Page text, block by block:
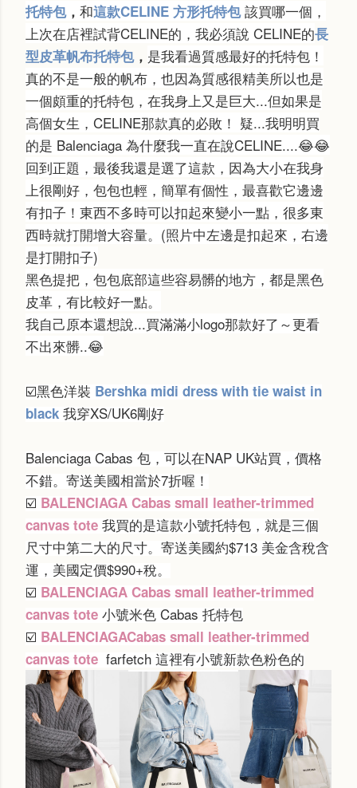
托特包， 和這款CELINE 方形托特包 該買哪一個，
上次在店裡試背CELINE的，我必須說 CELINE的長
型皮革帆布托特包， 是我看過質感最好的托特包！
真的不是一般的帆布，也因為質感很精美所以也是
一個頗重的托特包，在我身上又是巨大...但如果是
高個女生，CELINE那款真的必敗！ 疑...我明明買
的是 Balenciaga 為什麼我一直在說CELINE....😂😂
回到正題，最後我還是選了這款，因為大小在我身
上很剛好，包包也輕，簡單有個性，最喜歡它邊邊
有扣子！東西不多時可以扣起來變小一點，很多東
西時就打開增大容量。(照片中左邊是扣起來，右邊
是打開扣子)
黑色提把，包包底部這些容易髒的地方，都是黑色
皮革，有比較好一點。
我自己原本還想說...買滿滿小logo那款好了～更看
不出來髒..😂
☑️黑色洋裝 Bershka midi dress with tie waist in
black 我穿XS/UK6剛好
Balenciaga Cabas 包，可以在NAP UK站買，價格
不錯。 寄送美國相當於7折喔！
☑️ BALENCIAGA Cabas small leather-trimmed
canvas tote 我買的是這款小號托特包，就是三個
尺寸中第二大的尺寸。寄送美國約$713 美金含稅含
運，美國定價$990+稅。
☑️ BALENCIAGA Cabas small leather-trimmed
canvas tote 小號米色 Cabas 托特包
☑️ BALENCIAGACabas small leather-trimmed
canvas tote farfetch 這裡有小號新款色粉色的